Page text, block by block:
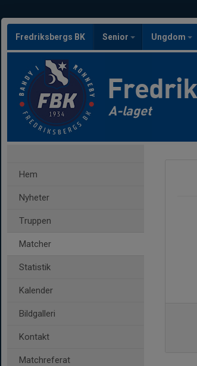
Fredriksbergs BK Senior Ungdom
A-laget
Hem
Nyheter
Truppen
Matcher
Statistik
Kalender
Bildgalleri
Kontakt
Matchreferat